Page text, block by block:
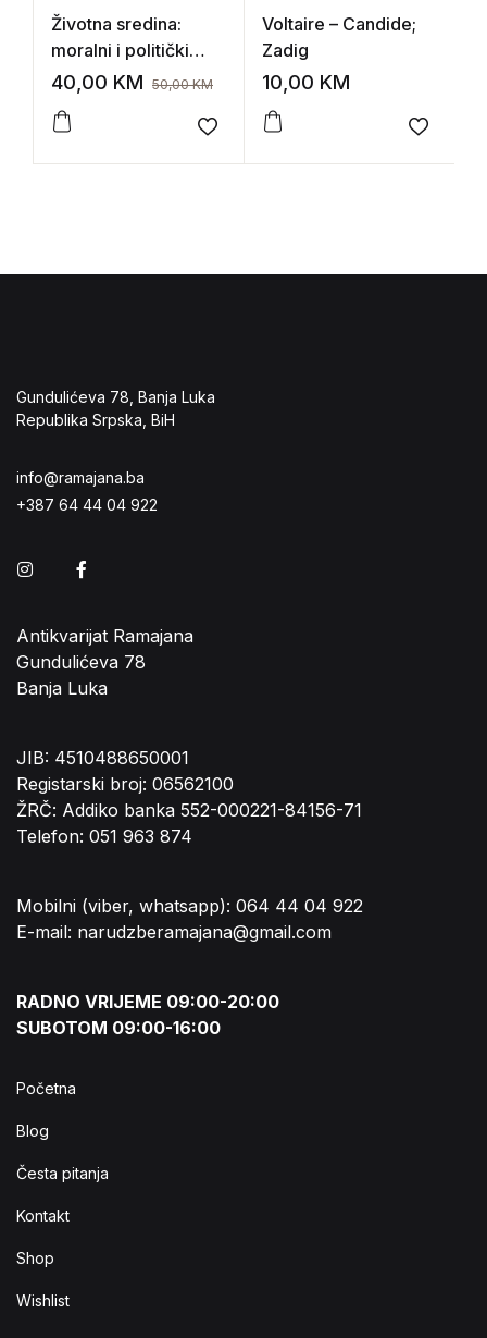
Životna sredina:
moralni i politički
izazovi; Priredili –
Prodanović, Predrag
40,00 KM 50,00KM
Add to wishlist
Voltaire – Candide;
Zadig
10,00 KM
Add to
Gundulićeva 78, Banja Luka
Republika Srpska, BiH
info@ramajana.ba
+387 64 44 04 922
Instagram
Antikvarijat Ramajana
Gundulićeva 78
Banja Luka
JIB: 4510488650001
Registarski broj: 06562100
ŽRČ: Addiko banka 552-000221-84156-71
Telefon: 051 963 874
Mobilni (viber, whatsapp): 064 44 04 922
E-mail: narudzberamajana@gmail.com
RADNO VRIJEME 09:00-20:00
SUBOTOM 09:00-16:00
Početna
Blog
Česta pitanja
Kontakt
Shop
Wishlist